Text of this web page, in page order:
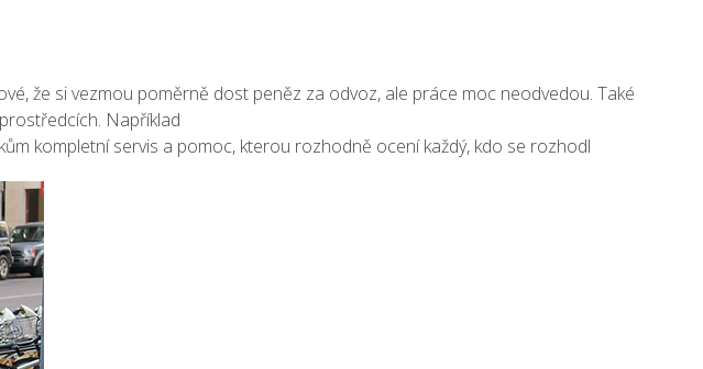
že si vezmou poměrně dost peněz za odvoz, ale práce moc neodvedou. Také
Například
kompletní servis a pomoc, kterou rozhodně ocení každý, kdo se rozhodl